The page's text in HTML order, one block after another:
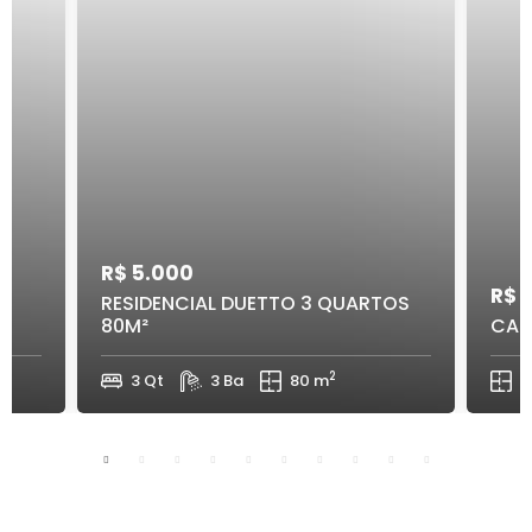
R$ 5.000
RESIDENCIAL DUETTO 3 QUARTOS
80M²
3 Qt 3 Ba 80 m2
R$
CA